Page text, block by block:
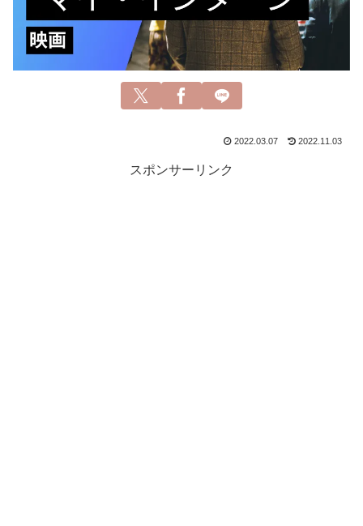
2022.03.07 2022.11.03
スポンサーリンク